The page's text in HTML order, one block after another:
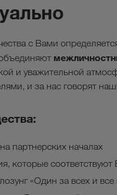
с Вами
и уважительной
и за нас говорят
партнерских началах
которые
«Один за всех и все